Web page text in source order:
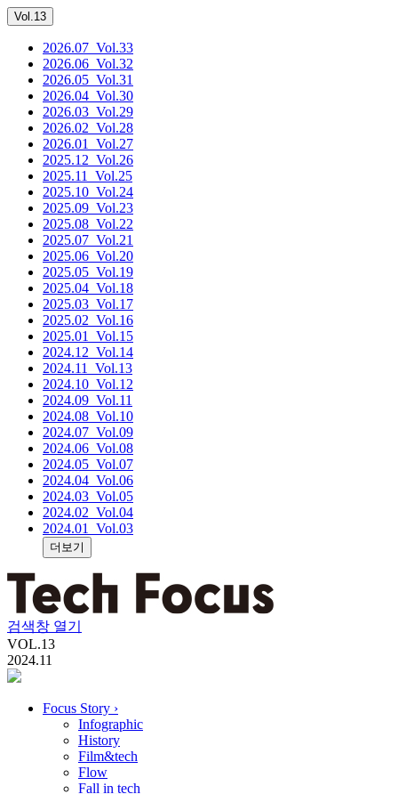
Vol.13
2026.07 _Vol.33
2026.06 _Vol.32
2026.05 _Vol.31
2026.04 _Vol.30
2026.03 _Vol.29
2026.02 _Vol.28
2026.01
_Vol.27
2025.12 _Vol.26
2025.11
_Vol.25
2025.10 _Vol.24
2025.09 _Vol.23
2025.08 _Vol.22
2025.07 _Vol.21
2025.06 _Vol.20
2025.05 _Vol.19
2025.04 _Vol.18
2025.03 _Vol.17
2025.02 _Vol.16
2025.01
_Vol.15
2024.12 _Vol.14
2024.11
_Vol.13
2024.10 _Vol.12
2024.09 _Vol.11
2024.08 _Vol.10
2024.07 _Vol.09
2024.06 _Vol.08
2024.05 _Vol.07
2024.04 _Vol.06
2024.03 _Vol.05
2024.02 _Vol.04
2024.01
_Vol.03
더보기
검색창 열기
VOL.13
2024.11
Focus Story ›
Infographic
History
Film&tech
Flow
Fall in tech